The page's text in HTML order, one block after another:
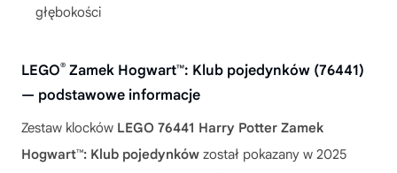
głębokości
LEGO® Zamek Hogwart™: Klub pojedynków (76441)
— podstawowe informacje
Zestaw klocków LEGO 76441 Harry Potter Zamek
Hogwart™: Klub pojedynków został pokazany w 2025